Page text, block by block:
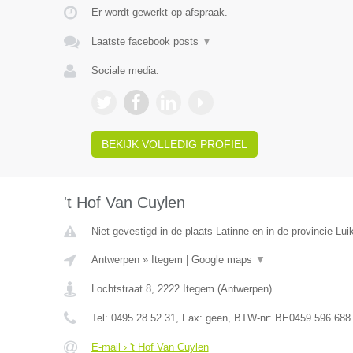
Er wordt gewerkt op afspraak.
Laatste facebook posts ▼
Sociale media:
BEKIJK VOLLEDIG PROFIEL
't Hof Van Cuylen
Niet gevestigd in de plaats Latinne en in de provincie
Antwerpen» Itegem Google maps ▼
Lochtstraat 8, 2222 Itegem (Antwerpen)
Tel: 0495 28 52 31, Fax: geen, BTW-nr: BE0459 596 688
E-mail › 't Hof Van Cuylen